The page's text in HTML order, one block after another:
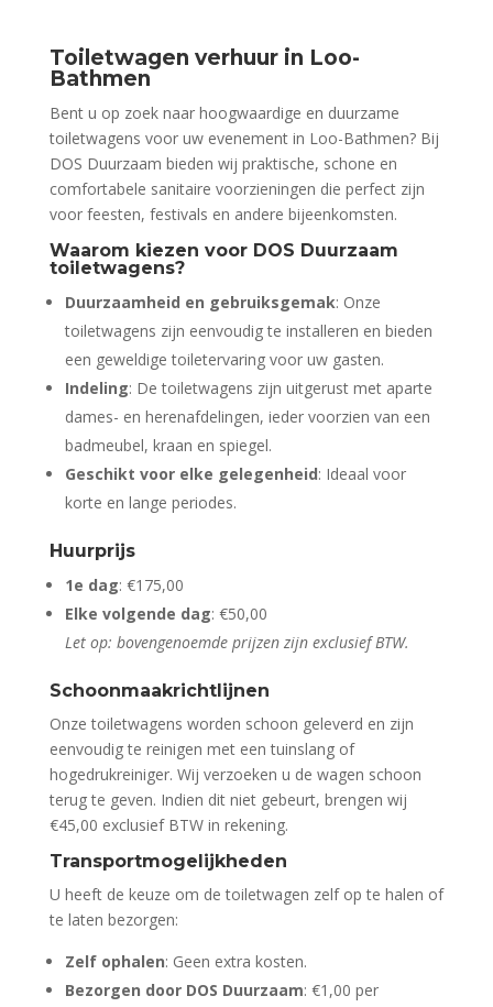
Toiletwagen verhuur in Loo-
Bathmen
Bent u op zoek naar hoogwaardige en duurzame
toiletwagens voor uw evenement in Loo-Bathmen? Bij
DOS Duurzaam bieden wij praktische, schone en
comfortabele sanitaire voorzieningen die perfect zijn
voor feesten, festivals en andere bijeenkomsten.
Waarom kiezen voor DOS Duurzaam
toiletwagens?
Duurzaamheid en gebruiksgemak: Onze
toiletwagens zijn eenvoudig te installeren en bieden
een geweldige toiletervaring voor uw gasten.
Indeling: De toiletwagens zijn uitgerust met aparte
dames- en herenafdelingen, ieder voorzien van een
badmeubel, kraan en spiegel.
Geschikt voor elke gelegenheid: Ideaal voor
korte en lange periodes.
Huurprijs
1e dag: €175,00
Elke volgende dag: €50,00
Let op: bovengenoemde prijzen zijn exclusief BTW.
Schoonmaakrichtlijnen
Onze toiletwagens worden schoon geleverd en zijn
eenvoudig te reinigen met een tuinslang of
hogedrukreiniger. Wij verzoeken u de wagen schoon
terug te geven. Indien dit niet gebeurt, brengen wij
€45,00 exclusief BTW in rekening.
Transportmogelijkheden
U heeft de keuze om de toiletwagen zelf op te halen of
te laten bezorgen:
Zelf ophalen: Geen extra kosten.
Bezorgen door DOS Duurzaam: €1,00 per